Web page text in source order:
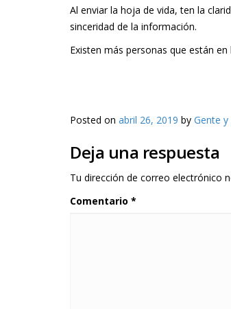
Al enviar la hoja de vida, ten la
sinceridad de la información.
Existen más personas que están
Posted on abril 26, 2019 by Gente y
Deja una respuesta
Tu dirección de correo electrónico
Comentario *